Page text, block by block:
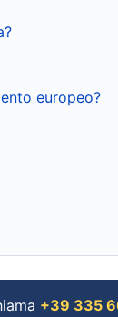
europeo?
+39 335